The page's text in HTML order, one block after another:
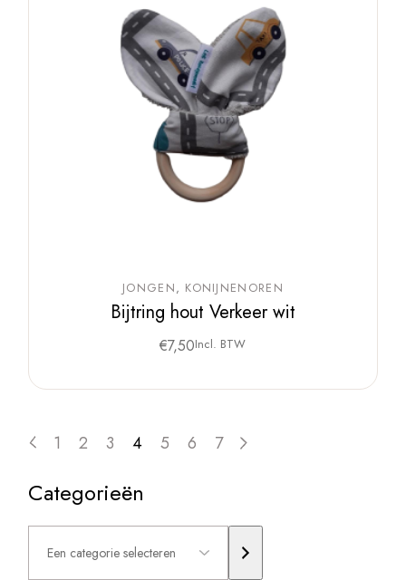
JONGEN KONIJNENOREN
Bijtring hout Verkeer wit
€7,50Incl. BTW
1 2 3 4 5 6 7
Categorieën
Een
categorie
selecteren